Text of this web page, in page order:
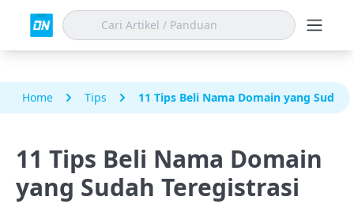
Home Tips 11 Tips Beli Nama Domain yang Sudah
11 Tips Beli Nama Domain
yang Sudah Teregistrasi